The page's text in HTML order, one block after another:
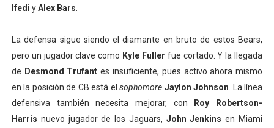
Ifedi yAlex Bars
La defensa sigue siendo el diamante en bruto de estos Bears,
pero un jugador clave como Kyle Fuller fue cortado. Y la llegada
de Desmond Trufantes insuficiente, pues activo ahora mismo
en la posición de CB está elsophomore Jaylon Johnson . La línea
defensiva también necesita mejorar, con
Roy Robertson-
Harris nuevo jugador de los Jaguars, John Jenkinsen Miami